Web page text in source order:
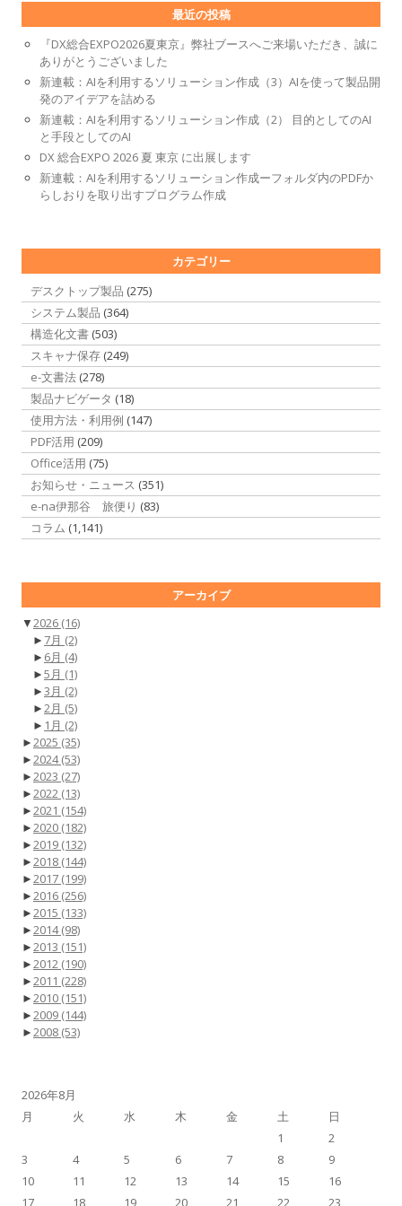
最近の投稿
『DX総合EXPO2026夏東京』弊社ブースへご来場いただき、誠に
ありがとうございました
新連載：AIを利用するソリューション作成（3）AIを使って製品開
発のアイデアを詰める
新連載：AIを利用するソリューション作成（2） 目的としてのAI
と手段としてのAI
DX 総合EXPO 2026 夏 東京 に出展します
新連載：AIを利用するソリューション作成ーフォルダ内のPDFか
らしおりを取り出すプログラム作成
カテゴリー
デスクトップ製品 (275)
システム製品 (364)
構造化文書 (503)
スキャナ保存 (249)
e-文書法 (278)
製品ナビゲータ (18)
使用方法・利用例 (147)
PDF活用 (209)
Office活用 (75)
お知らせ・ニュース (351)
e-na伊那谷 旅便り (83)
コラム (1,141)
アーカイブ
▼2026 (16)
► 7月 (2)
► 6月 (4)
►5月 (1)
►3月 (2)
►2月 (5)
► 1月 (2)
►2025 (35)
►2024(53)
►2023 (27)
►2022 (13)
►2021 (154)
►2020 (182)
►2019 (132)
►2018 (144)
►2017 (199)
►2016 (256)
►2015 (133)
►2014(98)
►2013 (151)
►2012 (190)
►2011 (228)
►2010 (151)
►2009 (144)
►2008 (53)
2026年8月
月
火 水 木 金 土
日
1
2
3
4 5 6 7 8
9
10
11 12 13 14 15
16
17
18 19 20 21 22 23